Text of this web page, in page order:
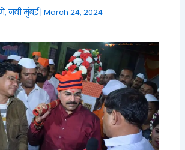
नवी मुंबई|March 24, 2024